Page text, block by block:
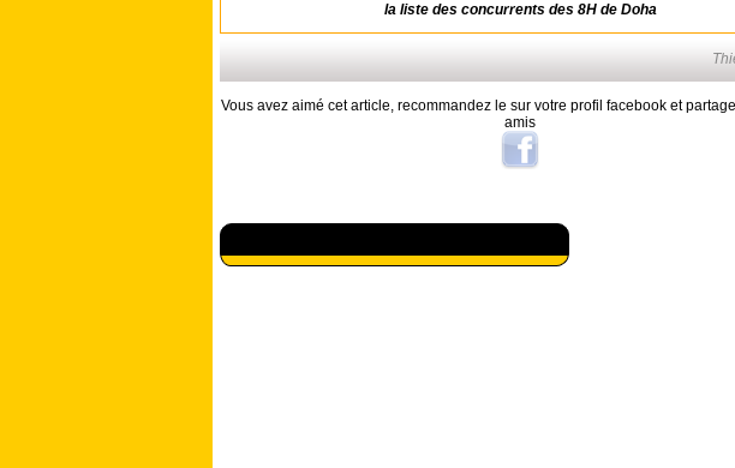
la liste des concurrents des 8H de Doha
Vous avez aimé cet article, recommandez le sur votre profil facebook et
amis